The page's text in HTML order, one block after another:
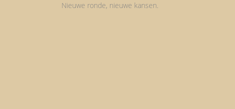
Nieuwe ronde, nieuwe kansen.